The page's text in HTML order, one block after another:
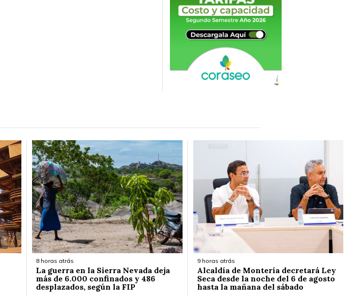
8 horas atrás
La guerra en la Sierra Nevada deja
más de 6.000 confinados y 486
desplazados, según la FIP
9 horas atrás
Alcaldía de Montería decretará Ley
Seca desde la noche del 6 de agosto
hasta la mañana del sábado